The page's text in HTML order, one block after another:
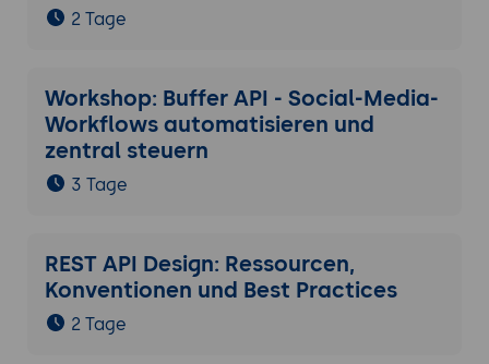
2 Tage
Workshop: Buffer API - Social-Media-
Workflows automatisieren und
zentral steuern
3 Tage
REST API Design: Ressourcen,
Konventionen und Best Practices
2 Tage